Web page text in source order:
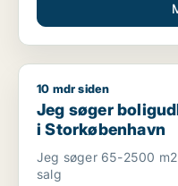
Jeg søger
10 mdr siden
Jeg søger
i Storkøbenhavn
Jeg søger 65-2500
salg